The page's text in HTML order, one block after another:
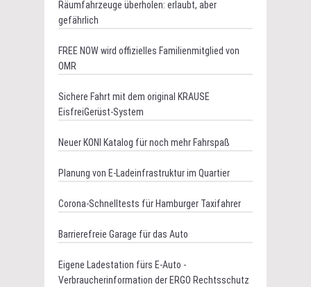
Räumfahrzeuge überholen: erlaubt, aber
gefährlich
FREE NOW wird offizielles Familienmitglied von
OMR
Sichere Fahrt mit dem original KRAUSE
EisfreiGerüst-System
Neuer KONI Katalog für noch mehr Fahrspaß
Planung von E-Ladeinfrastruktur im Quartier
Corona-Schnelltests für Hamburger Taxifahrer
Barrierefreie Garage für das Auto
Eigene Ladestation fürs E-Auto -
Verbraucherinformation der ERGO Rechtsschutz